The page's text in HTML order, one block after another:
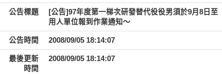
公告標題
[公告]97年度第一梯次研發替代役役男須於9月8日至
用人單位報到作業通知～
公告時間 2008/09/05 18:14:07
最後更新
時間
2008/09/05 18:14:07